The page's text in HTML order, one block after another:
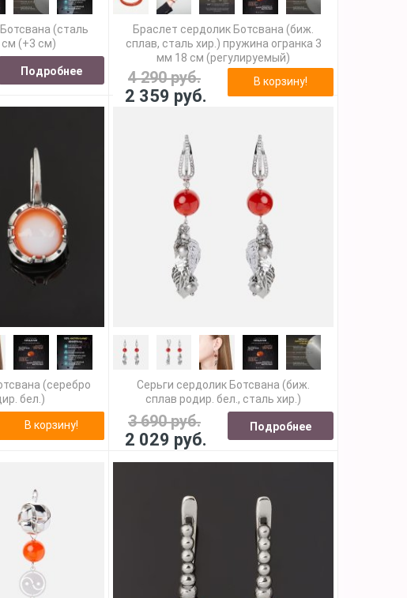
(сталь
см (+3 см)
Подробнее
Браслет сердолик Ботсвана (биж.
сплав, сталь хир.) пружина огранка 3
мм 18 см (регулируемый)
4 290 руб.
2 359 руб.
В корзину!
(серебро
бел.)
В корзину!
Серьги сердолик Ботсвана (биж.
сплав родир. бел., сталь хир.)
3 690 руб.
2 029 руб.
Подробнее